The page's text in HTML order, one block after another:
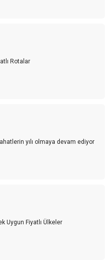
Rotalar
yılı olmaya devam ediyor
Uygun Fiyatlı Ülkeler